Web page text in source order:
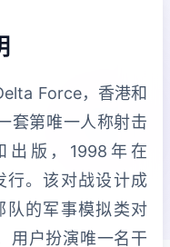
Force，香港和
套第唯一人称射击
出版，1998年在
。该对战设计成
队的军事模拟类对
用户扮演唯一名干